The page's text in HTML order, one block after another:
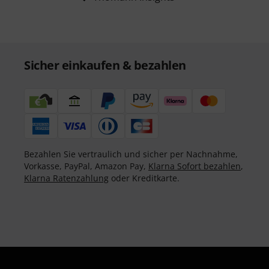
Sicher einkaufen & bezahlen
Bezahlen Sie vertraulich und sicher per Nachnahme,
Vorkasse, PayPal, Amazon Pay, Klarna Sofort bezahlen,
Klarna Ratenzahlung oder Kreditkarte.